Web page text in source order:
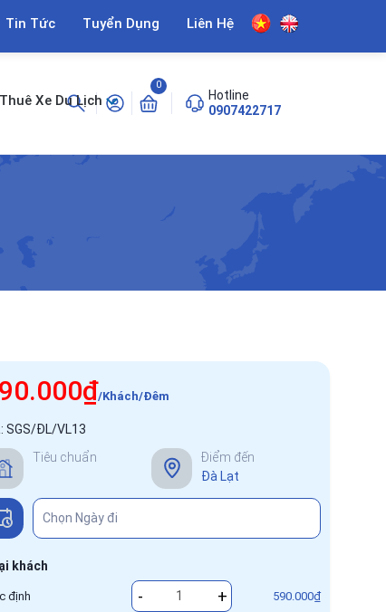
Tin Tức Tuyển Dụng Liên Hệ
Thuê Xe Du Lịch
0
Hotline
0907422717
/Khách/Đêm
: SGS/ĐL/VL13
Tiêu chuẩn
Điểm đến
Đà Lạt
khách
định - + 590.000₫